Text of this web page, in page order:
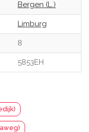
Bergen (L.)
Limburg
8
5853EH